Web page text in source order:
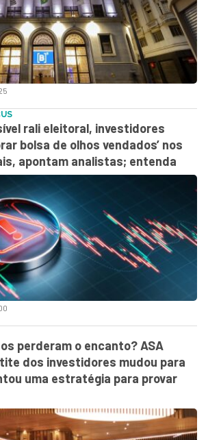
rali eleitoral, investidores
bolsa de olhos vendados’ nos
apontam analistas; entenda
perderam o encanto? ASA
dos investidores mudou para
uma estratégia para provar